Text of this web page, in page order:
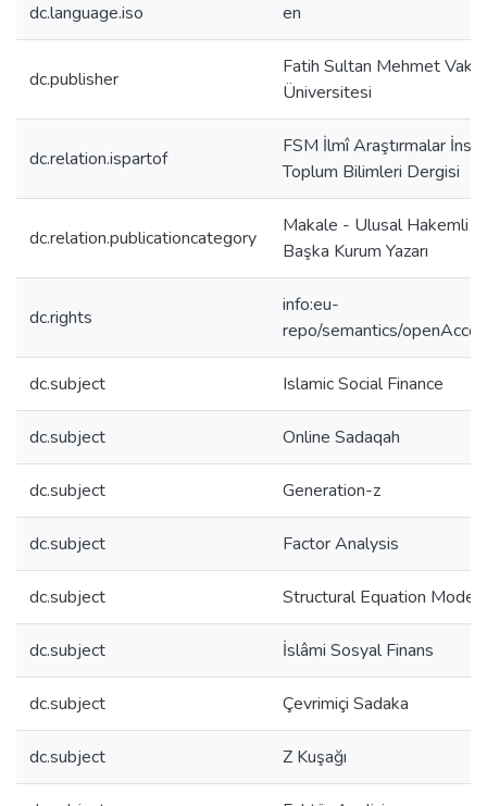
dc.language.iso en
dc.publisher
Fatih Sultan Mehmet Vakıf
Üniversitesi
dc.relation.ispartof
FSM İlmî Araştırmalar
Toplum Bilimleri Dergisi
dc.relation.publicationcategory
Makale - Ulusal Hakemli
Başka Kurum Yazarı
dc.rights
info:eu-
repo/semantics/
dc.subject Islamic Social Finance
dc.subject Online Sadaqah
dc.subject Generation-z
dc.subject Factor Analysis
dc.subject Structural Equation
dc.subject İslâmi Sosyal Finans
dc.subject Çevrimiçi Sadaka
dc.subject Z Kuşağı